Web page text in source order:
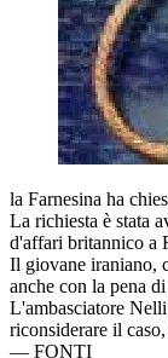
la Farnesina ha
La richiesta è stata
d'affari britannico a
Il giovane iraniano,
anche con la pena
L'ambasciatore
riconsiderare il
— FONTI